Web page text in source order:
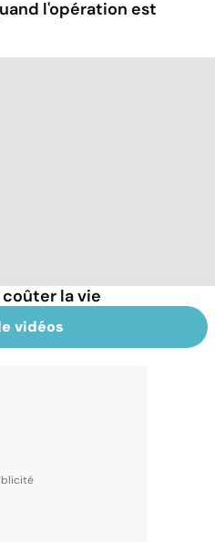
l'opération est
la vie
vidéos